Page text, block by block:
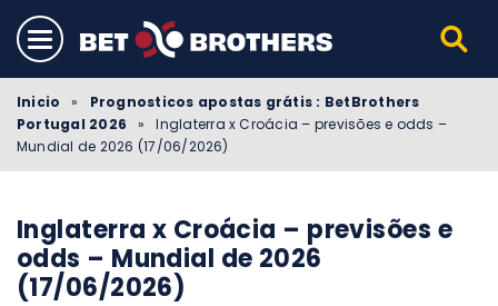
Inicio »
Prognosticos apostas grátis : BetBrothers
Portugal 2026
»
Inglaterra x Croácia – previsões e odds –
Mundial de 2026 (17/06/2026)
Inglaterra x Croácia – previsões e
odds – Mundial de 2026
(17/06/2026)